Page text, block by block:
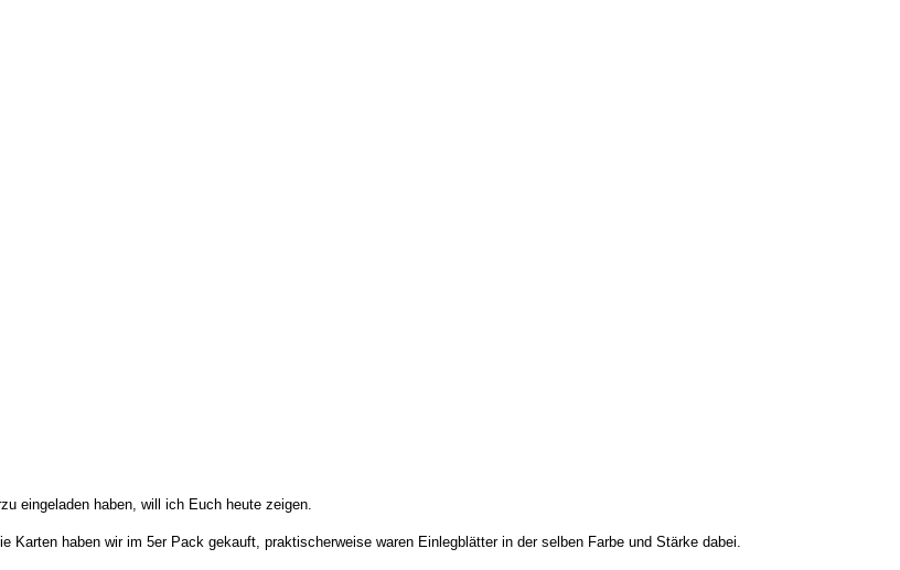
eingeladen haben, will ich Euch heute zeigen.
haben wir im 5er Pack gekauft, praktischerweise waren Einlegblätter in der selben Farbe und Stärke dabei.